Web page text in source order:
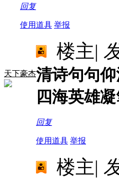
回复
使用道具 举报
天下豪杰
楼主|
清诗句句
四海英雄
回复
使用道具 举报
楼主|